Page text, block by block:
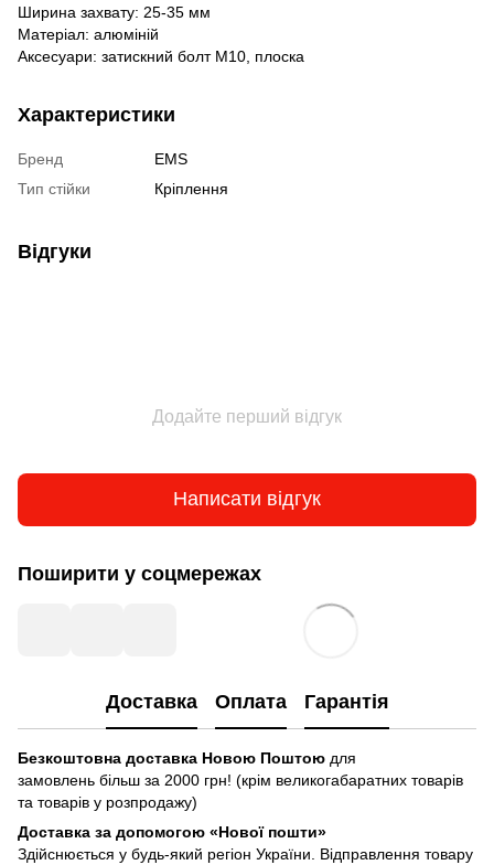
Ширина захвату: 25-35 мм
Матеріал: алюміній
Аксесуари: затискний болт M10, плоска
Характеристики
Бренд
EMS
Тип стійки
Кріплення
Відгуки
Додайте перший відгук
Написати відгук
Поширити у соцмережах
Доставка Оплата Гарантія
Безкоштовна доставка Новою Поштою для
замовлень більш за 2000 грн! (крім великогабаратних товарів
та товарів у розпродажу)
Доставка за допомогою «Нової пошти»
Здійснюється у будь-який регіон України. Відправлення товару